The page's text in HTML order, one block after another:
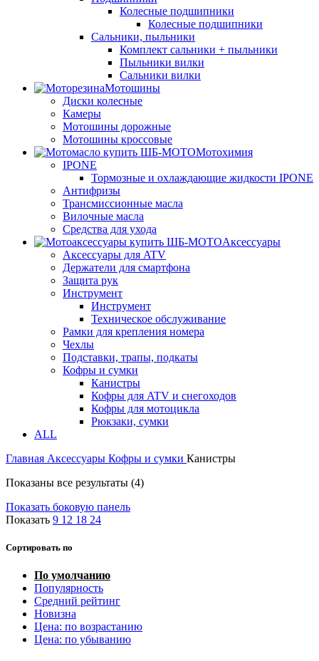
Колесные подшипники
Колесные подшипники
Сальники, пыльники
Комплект сальники + пыльники
Пыльники вилки
Сальники вилки
Мотошины
Диски колесные
Камеры
Мотошины дорожные
Мотошины кроссовые
Мотохимия
IPONE
Тормозные и охлаждающие жидкости IPONE
Антифризы
Трансмиссионные масла
Вилочные масла
Средства для ухода
Аксессуары
Аксессуары для ATV
Держатели для смартфона
Защита рук
Инструмент
Инструмент
Техническое обслуживание
Рамки для крепления номера
Чехлы
Подставки, трапы, подкаты
Кофры и сумки
Канистры
Кофры для ATV и снегоходов
Кофры для мотоцикла
Рюкзаки, сумки
ALL
Главная Аксессуары Кофры и сумки Канистры
Показаны все результаты (4)
Показать боковую панель
Показать 9 12 18 24
Сортировать по
По умолчанию
Популярность
Средний рейтинг
Новизна
Цена: по возрастанию
Цена: по убыванию